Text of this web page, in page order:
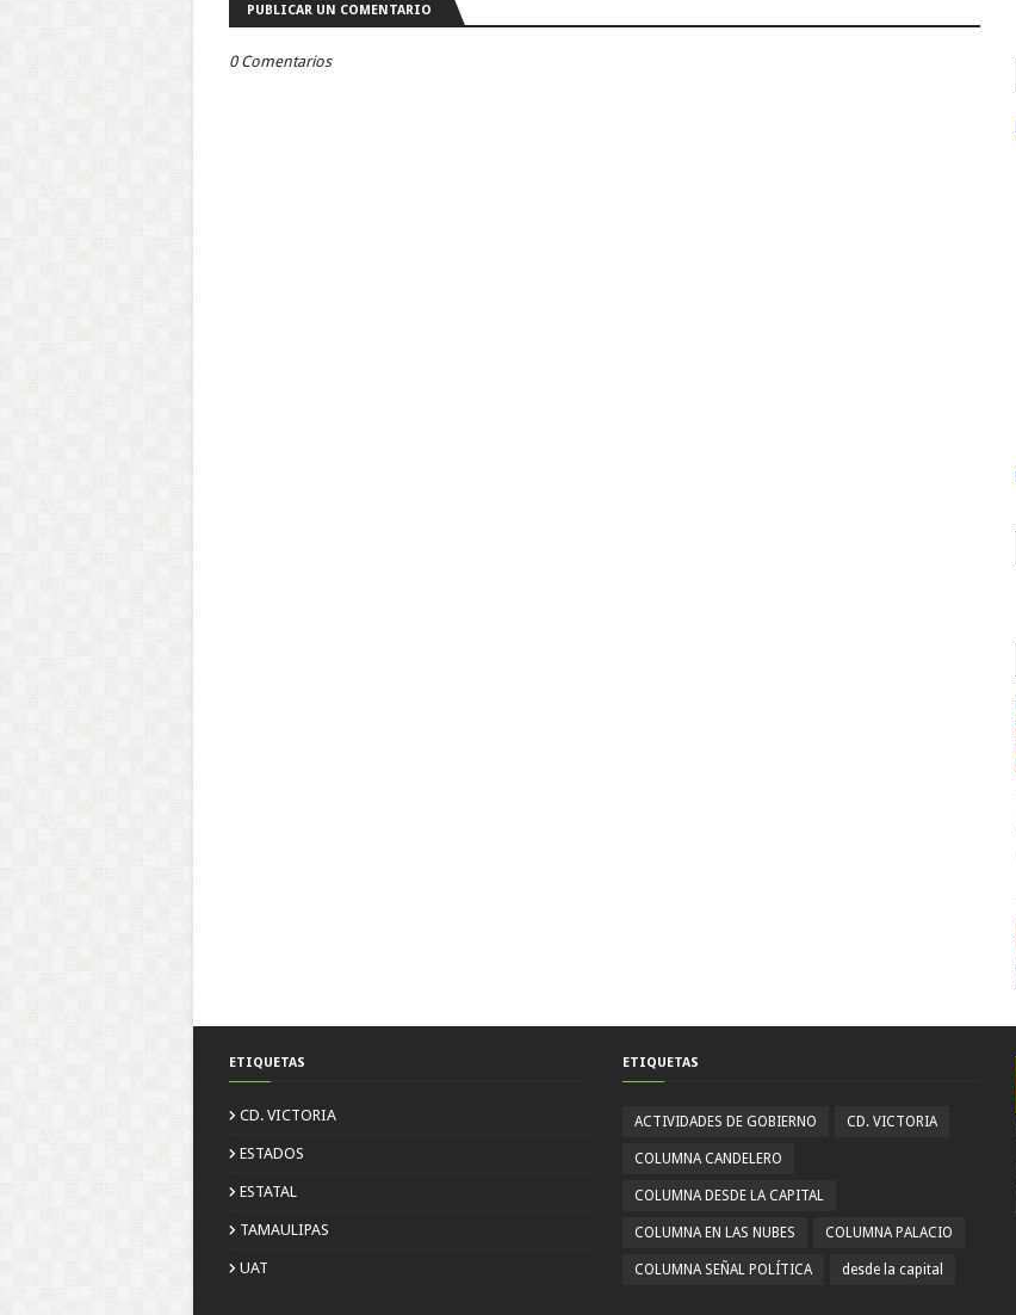
PUBLICAR UN COMENTARIO
0 Comentarios
ETIQUETAS
CD. VICTORIA
ESTADOS
ESTATAL
TAMAULIPAS
UAT
ETIQUETAS
ACTIVIDADES DE GOBIERNO CD. VICTORIA
COLUMNA CANDELERO
COLUMNA DESDE LA CAPITAL
COLUMNA EN LAS NUBES COLUMNA PALACIO
COLUMNA SEÑAL POLÍTICA desde la capital